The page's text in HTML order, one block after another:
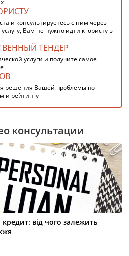
и консультируетесь с ним через
Вам не нужно идти к юристу в
ТЕНДЕР
услуги и получите самое
решения Вашей проблемы по
и рейтингу
консультации
від чого залежить